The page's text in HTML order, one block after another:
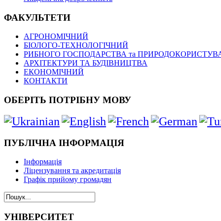
ФАКУЛЬТЕТИ
АГРОНОМІЧНИЙ
БІОЛОГО-ТЕХНОЛОГІЧНИЙ
РИБНОГО ГОСПОДАРСТВА та
АРХІТЕКТУРИ ТА БУДІВНИЦТВА
ЕКОНОМІЧНИЙ
КОНТАКТИ
ОБЕРІТЬ ПОТРІБНУ МОВУ
ПУБЛІЧНА ІНФОРМАЦІЯ
Інформація
Ліцензування та акредитація
Графік прийому громадян
УНІВЕРСИТЕТ